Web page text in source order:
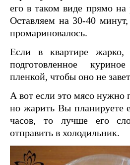
его в таком виде прямо на
Оставляем на 30-40
промариновалось.
Если в квартире
подготовленное
пленкой, чтобы оно не
А вот если это мясо нужно
но жарить Вы планируете
часов, то лучше его
отправить в холодильник.